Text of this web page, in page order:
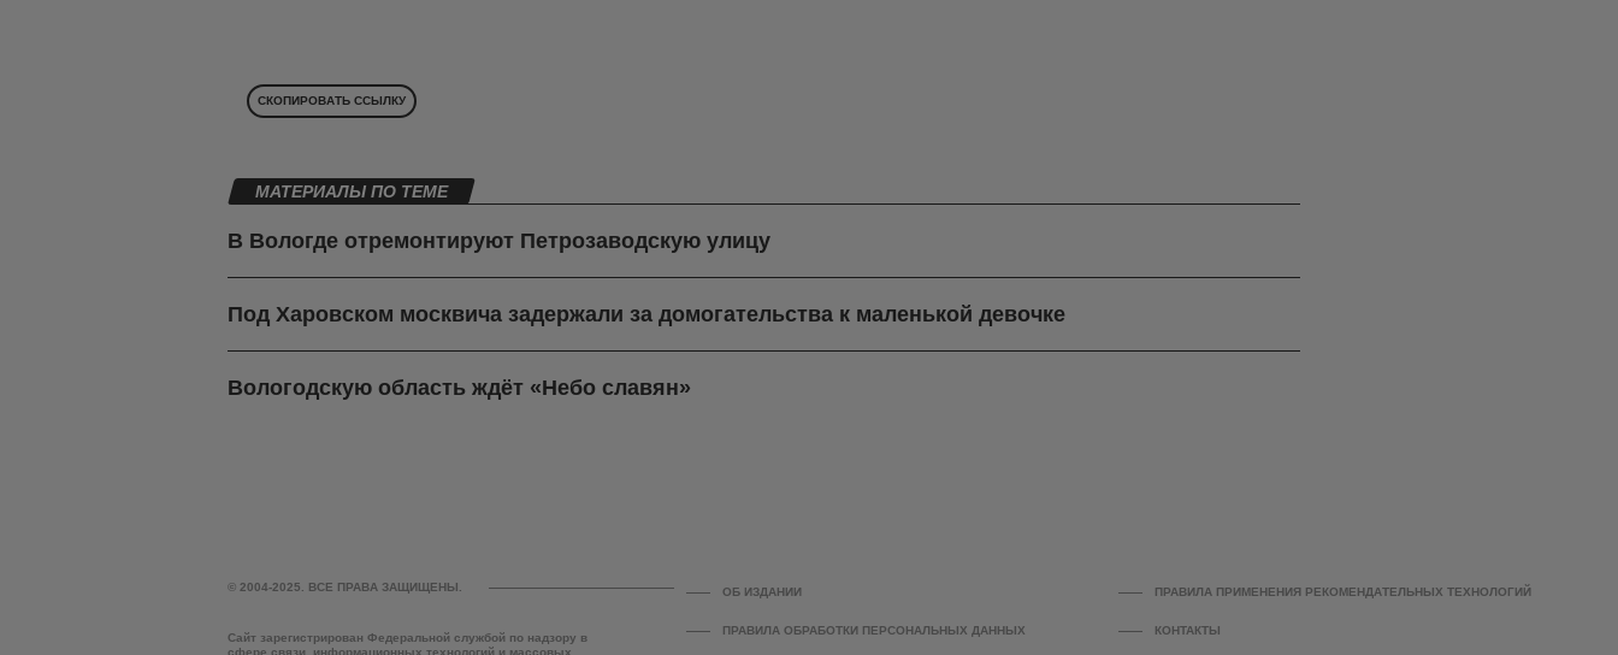
СКОПИРОВАТЬ ССЫЛКУ
МАТЕРИАЛЫ ПО ТЕМЕ
В Вологде отремонтируют Петрозаводскую улицу
Под Харовском москвича задержали за домогательства к маленькой девочке
Вологодскую область ждёт «Небо славян»
© 2004-2025. ВСЕ ПРАВА ЗАЩИЩЕНЫ.
Сайт зарегистрирован Федеральной службой по надзору в
ОБ ИЗДАНИИ ПРАВИЛА ПРИМЕНЕНИЯ РЕКОМЕНДАТЕЛЬНЫХ ТЕХНОЛОГИЙ
ПРАВИЛА ОБРАБОТКИ ПЕРСОНАЛЬНЫХ ДАННЫХ КОНТАКТЫ